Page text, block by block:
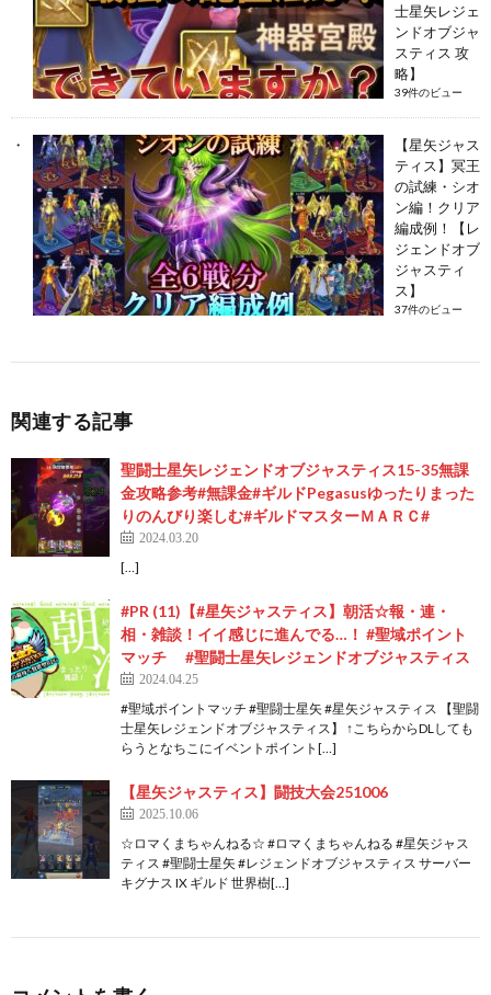
士星矢レジェ
ンドオブジャ
スティス 攻
略】
39件のビュー
【星矢ジャス
ティス】冥王
の試練・シオ
ン編！クリア
編成例！【レ
ジェンドオブ
ジャスティ
ス】
37件のビュー
関連する記事
聖闘士星矢レジェンドオブジャスティス15-35無課
金攻略参考#無課金#ギルドPegasusゆったりまった
りのんびり楽しむ#ギルドマスターＭＡＲＣ#
2024.03.20
[…]
#PR (11)【#星矢ジャスティス】朝活☆報・連・
相・雑談！イイ感じに進んでる…！ #聖域ポイント
マッチ #聖闘士星矢レジェンドオブジャスティス
2024.04.25
#聖域ポイントマッチ #聖闘士星矢 #星矢ジャスティス 【聖闘
士星矢レジェンドオブジャスティス】 ↑こちらからDLしても
らうとなちこにイベントポイント[…]
【星矢ジャスティス】闘技大会251006
2025.10.06
☆ロマくまちゃんねる☆ #ロマくまちゃんねる #星矢ジャス
ティス #聖闘士星矢 #レジェンドオブジャスティス サーバー
キグナス IX ギルド 世界樹[…]